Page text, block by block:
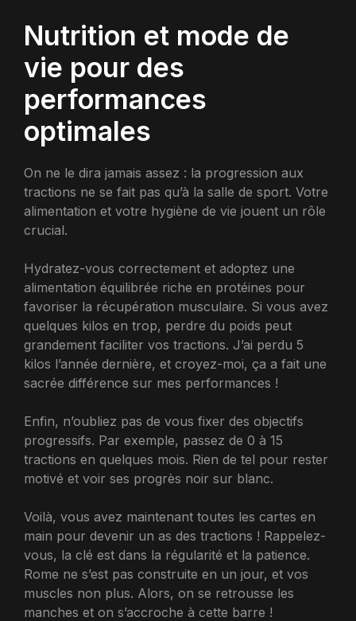
Nutrition et mode de
vie pour des
performances
optimales
On ne le dira jamais assez : la progression aux
tractions ne se fait pas qu’à la salle de sport. Votre
alimentation et votre hygiène de vie jouent un rôle
crucial.
Hydratez-vous correctement et adoptez une
alimentation équilibrée riche en protéines pour
favoriser la récupération musculaire. Si vous avez
quelques kilos en trop, perdre du poids peut
grandement faciliter vos tractions. J’ai perdu 5
kilos l’année dernière, et croyez-moi, ça a fait une
sacrée différence sur mes performances !
Enfin, n’oubliez pas de vous fixer des objectifs
progressifs. Par exemple, passez de 0 à 15
tractions en quelques mois. Rien de tel pour rester
motivé et voir ses progrès noir sur blanc.
Voilà, vous avez maintenant toutes les cartes en
main pour devenir un as des tractions ! Rappelez-
vous, la clé est dans la régularité et la patience.
Rome ne s’est pas construite en un jour, et vos
muscles non plus. Alors, on se retrousse les
manches et on s’accroche à cette barre !